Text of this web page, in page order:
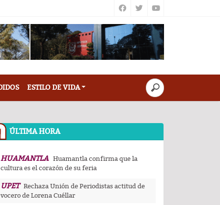
ESTILO DE VIDA
ÚLTIMA HORA
HUAMANTLA Huamantla confirma que la
cultura es el corazón de su feria
UPET Rechaza Unión de Periodistas actitud de
vocero de Lorena Cuéllar